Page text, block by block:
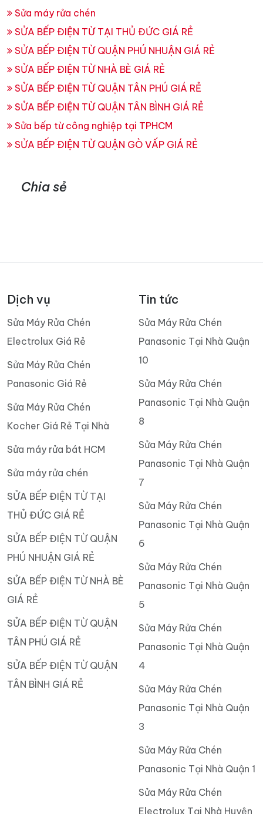
Sửa máy rửa chén
SỬA BẾP ĐIỆN TỪ TẠI THỦ ĐỨC GIÁ RẺ
SỬA BẾP ĐIỆN TỪ QUẬN PHÚ NHUẬN GIÁ RẺ
SỬA BẾP ĐIỆN TỪ NHÀ BÈ GIÁ RẺ
SỬA BẾP ĐIỆN TỪ QUẬN TÂN PHÚ GIÁ RẺ
SỬA BẾP ĐIỆN TỪ QUẬN TÂN BÌNH GIÁ RẺ
Sửa bếp từ công nghiệp tại TPHCM
SỬA BẾP ĐIỆN TỪ QUẬN GÒ VẤP GIÁ RẺ
Chia sẻ
Dịch vụ
Sửa Máy Rửa Chén
Electrolux Giá Rẻ
Sửa Máy Rửa Chén
Panasonic Giá Rẻ
Sửa Máy Rửa Chén
Kocher Giá Rẻ Tại Nhà
Sửa máy rửa bát HCM
Sửa máy rửa chén
SỬA BẾP ĐIỆN TỪ TẠI
THỦ ĐỨC GIÁ RẺ
SỬA BẾP ĐIỆN TỪ QUẬN
PHÚ NHUẬN GIÁ RẺ
SỬA BẾP ĐIỆN TỪ NHÀ BÈ
GIÁ RẺ
SỬA BẾP ĐIỆN TỪ QUẬN
TÂN PHÚ GIÁ RẺ
SỬA BẾP ĐIỆN TỪ QUẬN
TÂN BÌNH GIÁ RẺ
Tin tức
Sửa Máy Rửa Chén
Panasonic Tại Nhà Quận
10
Sửa Máy Rửa Chén
Panasonic Tại Nhà Quận
8
Sửa Máy Rửa Chén
Panasonic Tại Nhà Quận
7
Sửa Máy Rửa Chén
Panasonic Tại Nhà Quận
6
Sửa Máy Rửa Chén
Panasonic Tại Nhà Quận
5
Sửa Máy Rửa Chén
Panasonic Tại Nhà Quận
4
Sửa Máy Rửa Chén
Panasonic Tại Nhà Quận
3
Sửa Máy Rửa Chén
Panasonic Tại Nhà Quận 1
Sửa Máy Rửa Chén
Electrolux Tại Nhà Huyện